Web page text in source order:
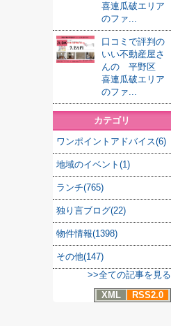
喜連瓜破エリア
のファ...
口コミで評判の
いい不動産屋さ
んの 平野区
喜連瓜破エリア
のファ...
カテゴリ
ワンポイントアドバイス(6)
地域のイベント(1)
ランチ(765)
独り言ブログ(22)
物件情報(1398)
その他(147)
>>全ての記事を見る
XML
RSS2.0